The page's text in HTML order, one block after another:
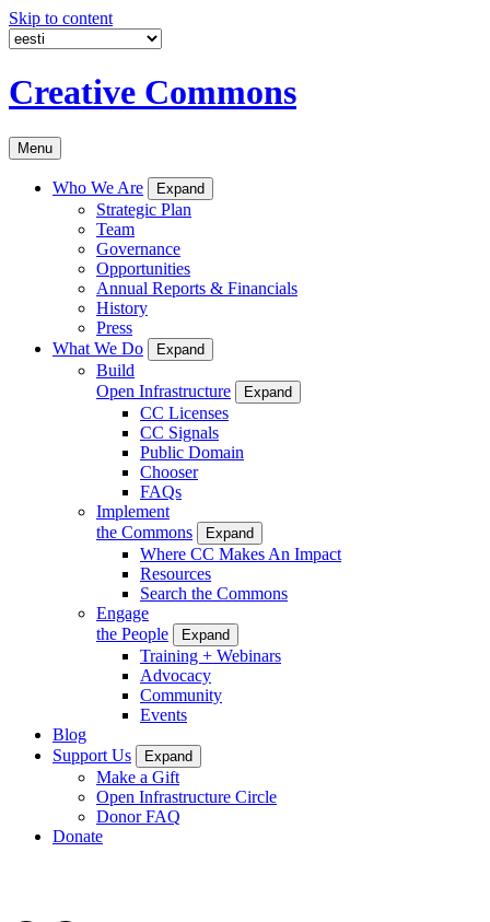
Skip to content
Creative Commons
Menu
Who We Are Expand
Strategic Plan
Team
Governance
Opportunities
Annual Reports & Financials
History
Press
What We Do
Expand
Build
Open Infrastructure
Expand
CC Licenses
CC Signals
Public Domain
Chooser
FAQs
Implement
the Commons
Expand
Where CC Makes An Impact
Resources
Search the Commons
Engage
the People
Expand
Training + Webinars
Advocacy
Community
Events
Blog
Support Us
Expand
Make a Gift
Open Infrastructure Circle
Donor FAQ
Donate